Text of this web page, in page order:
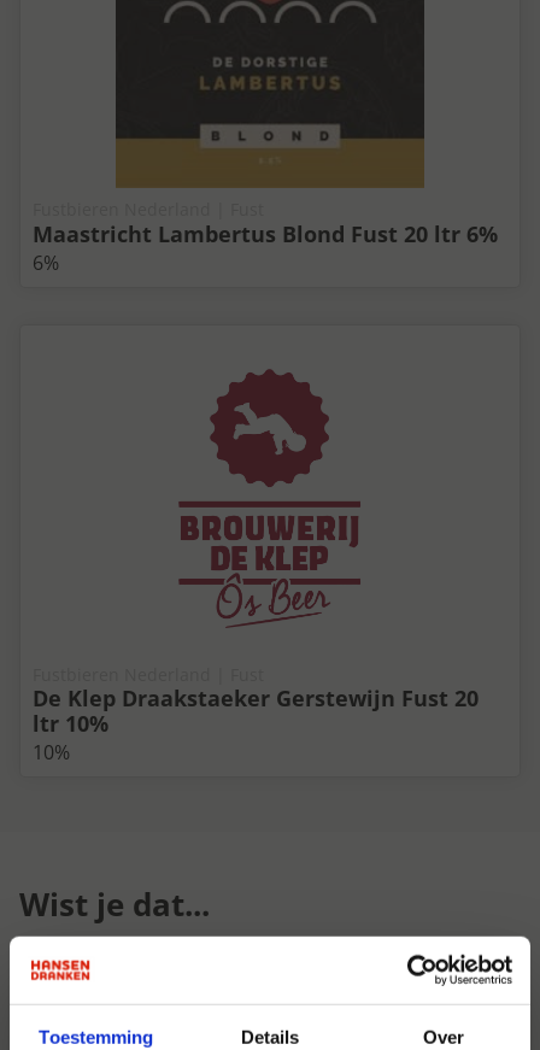
Toestemming Details Over
Maastricht Lambertus Blond Fust 20 ltr 6%
6%
De Klep Draakstaeker Gerstewijn Fust 20
ltr 10%
10%
Wist je dat...